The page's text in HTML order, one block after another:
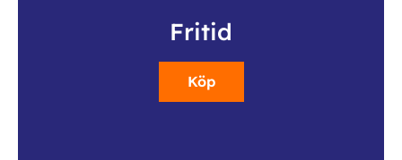
Fritid
Köp